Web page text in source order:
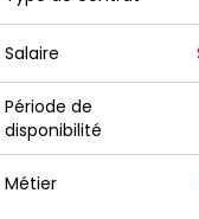
Type de contrat
Salaire
Salaire
Période de
Période de
disponibilité
Métier